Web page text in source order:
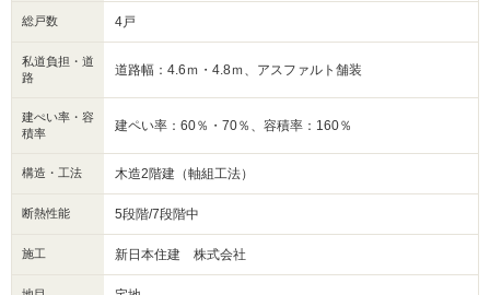
総戸数 4戸
私道負担・道
路
道路幅：4.6ｍ・4.8ｍ、アスファルト舗装
建ぺい率・容
積率
建ペい率：60％・70％、容積率：160％
構造・工法 木造2階建（軸組工法）
断熱性能 5段階/7段階中
施工 新日本住建 株式会社